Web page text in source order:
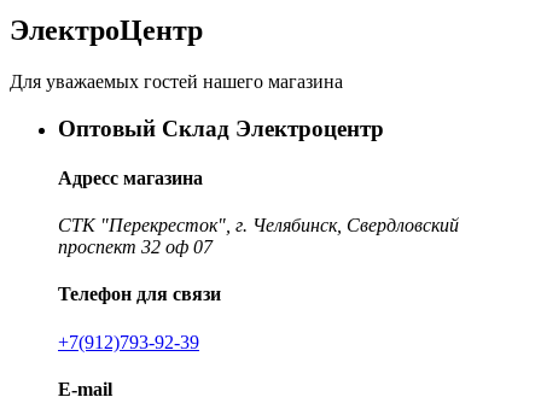
ЭлектроЦентр
Для уважаемых гостей нашего магазина
Оптовый Склад Электроцентр
Адресс магазина
СТК "Перекресток", г. Челябинск, Свердловский
проспект 32 оф 07
Телефон для связи
+7(912)793-92-39
E-mail